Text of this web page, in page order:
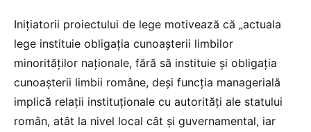
Inițiatorii proiectului de lege motivează că „actuala
lege instituie obligaţia cunoaşterii limbilor
minorităţilor naţionale, fără să instituie şi obligaţia
cunoaşterii limbii române, deşi funcţia managerială
implică relaţii instituţionale cu autorităţi ale statului
român, atât la nivel local cât şi guvernamental, iar